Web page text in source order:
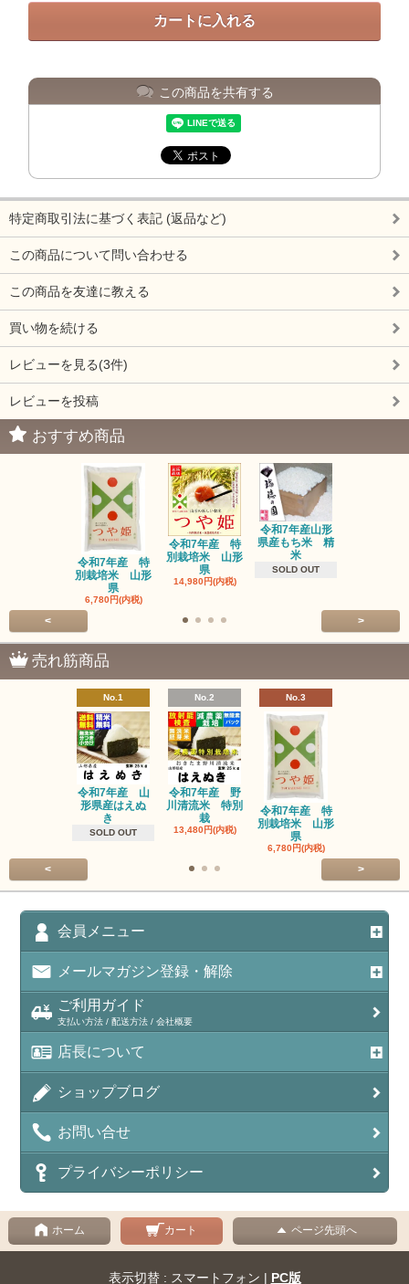
この商品を共有する
特定商取引法に基づく表記 (返品など)
この商品について問い合わせる
この商品を友達に教える
買い物を続ける
レビューを見る(3件)
レビューを投稿
おすすめ商品
令和7年産 特
別栽培米 山形
県
6,780円(内税)
令和7年産 特
別栽培米 山形
県
14,980円(内税)
令和7年産山形
県産もち米 精
米
SOLD OUT
< >
売れ筋商品
No.1
令和7年産 山
形県産はえぬ
き
SOLD OUT
No.2
令和7年産 野
川清流米 特別
栽
13,480円(内税)
No.3
令和7年産 特
別栽培米 山形
県
6,780円(内税)
< >
会員メニュー
メールマガジン登録・解除
ご利用ガイド
支払い方法 / 配送方法 / 会社概要
店長について
ショップブログ
お問い合せ
プライバシーポリシー
ホーム カート ページ先頭へ
表示切替 : スマートフォン | PC版